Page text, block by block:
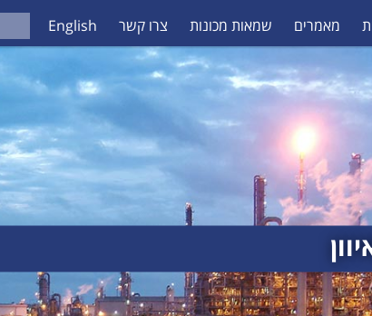
מאמרים שמאות מכונות צרו קשר English